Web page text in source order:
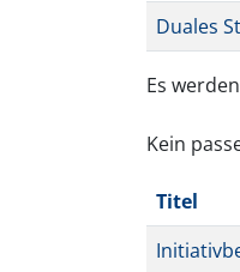
Duales
Es werden
Kein
Titel